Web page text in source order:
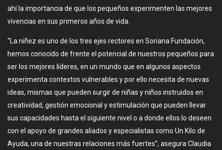
ahí la importancia de que los pequeños experimenten las mejores
vivencias en sus primeros años de vida.
“La niñez es uno de los tres ejes rectores en Soriana Fundación,
hemos conocido de frente el potencial de nuestros pequeños para
ser los mejores líderes, en un mundo que en algunos aspectos
experimenta contextos vulnerables y por ello necesita de nuevas
ideas, mismas que pueden surgir de niñas y niños instruidos en
creatividad, gestión emocional y estimulación que pueden llevar
sus capacidades hasta el siguiente nivel o a donde ellos lo deseen
con el apoyo de grandes aliados y especialistas como Un Kilo de
Ayuda, una de nuestras relaciones más fuertes”, asegura Claudia